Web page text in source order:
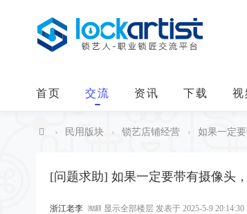
首页 交流 资讯 下载 视
› 民用版块 › 锁艺店铺经营 › 如果一定
[问题求助] 如果一定要带有摄像头
浙江老李 显示全部楼层 发表于 2025-5-9 20:14:30